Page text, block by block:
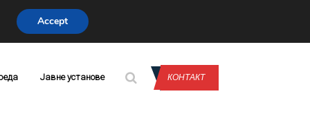
Јавне установе КОНТАКТ
Accept